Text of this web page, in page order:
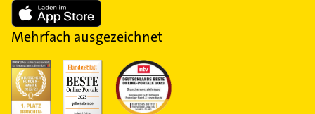
Mehrfach ausgezeichnet